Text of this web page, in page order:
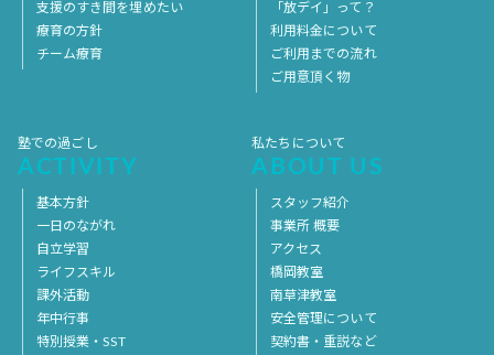
支援のすき間を埋めたい
療育の方針
チーム療育
「放デイ」って？
利用料金について
ご利用までの流れ
ご用意頂く物
塾での過ごし
ACTIVITY
基本方針
一日のながれ
自立学習
ライフスキル
課外活動
年中行事
特別授業・SST
私たちについて
ABOUT US
スタッフ紹介
事業所 概要
アクセス
橋岡教室
南草津教室
安全管理について
契約書・重説など